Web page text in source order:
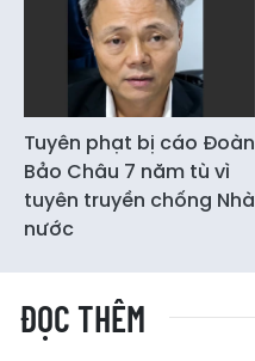
Tuyên phạt bị cáo Đoàn
Bảo Châu 7 năm tù vì
tuyên truyền chống Nhà
nước
ĐỌC THÊM